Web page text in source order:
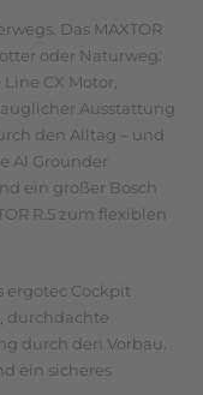
Das MAXTOR
oder Naturweg:
CX Motor,
Ausstattung
den Alltag – und
Al Grounder
ein großer Bosch
R.5 zum flexiblen
ergotec Cockpit
durchdachte
durch den Vorbau.
ein sicheres